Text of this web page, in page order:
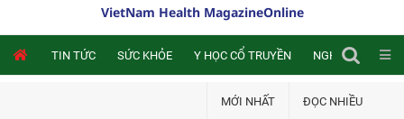
VietNam Health MagazineOnline
TIN TỨC SỨC KHỎE Y HỌC CỔ TRUYỀN NGHIÊN CỨU
MỚI NHẤT ĐỌC NHIỀU